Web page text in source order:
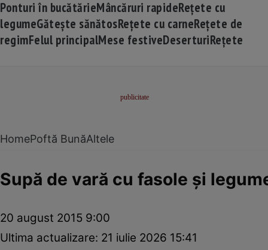
Ponturi în bucătărieMâncăruri rapideRețete cu
legumeGătește sănătosRețete cu carneRețete de
regimFelul principalMese festiveDeserturiRețete
HomePoftă BunăAltele
Supă de vară cu fasole şi
20 august 2015 9:00
Ultima actualizare: 21 iulie 2026 15:41